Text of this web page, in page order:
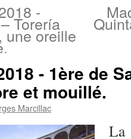
-
Torería
une oreille
- 1ère de
et mouillé.
Marcillac